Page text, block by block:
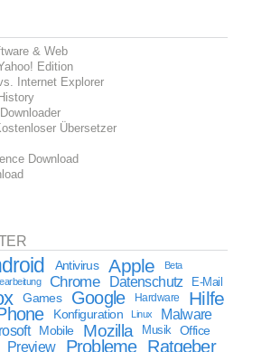
& Web
Edition
Internet Explorer
Übersetzer
Download
Antivirus Apple
Beta
Chrome Datenschutz E-Mail
Games Google Hardware Hilfe
Konfiguration Linux Malware
Mobile Mozilla Musik Office
Preview Probleme Ratgeber